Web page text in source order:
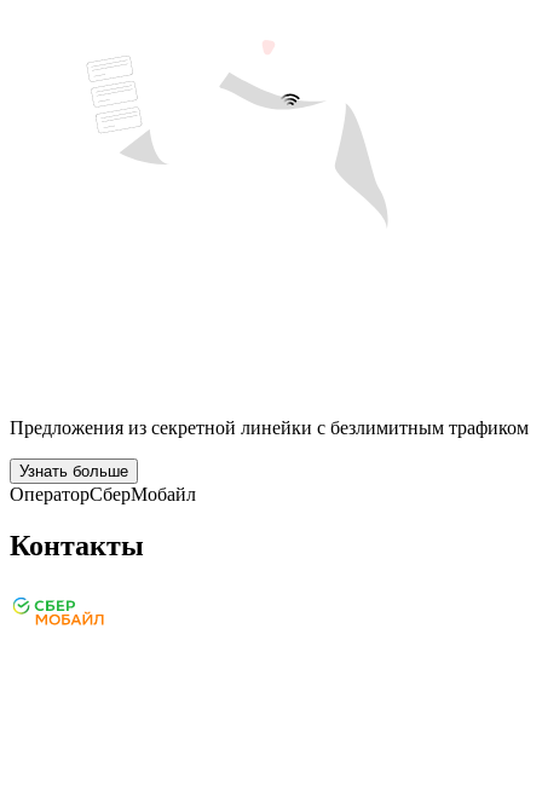
Предложения из секретной линейки с безлимитным трафиком
Узнать больше
ОператорСберМобайл
Контакты